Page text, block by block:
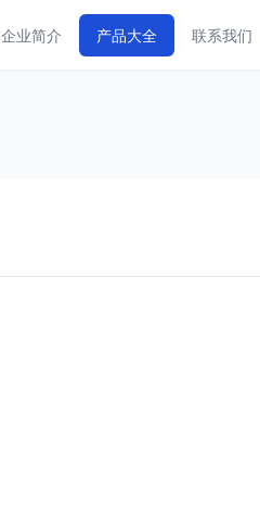
企业简介 产品大全 联系我们